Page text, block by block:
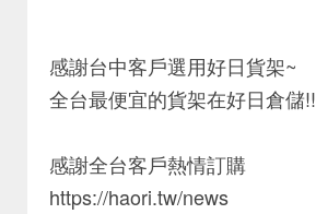
感謝台中客戶選用好日貨架~
全台最便宜的貨架在好日倉儲!!
感謝全台客戶熱情訂購
https://haori.tw/news